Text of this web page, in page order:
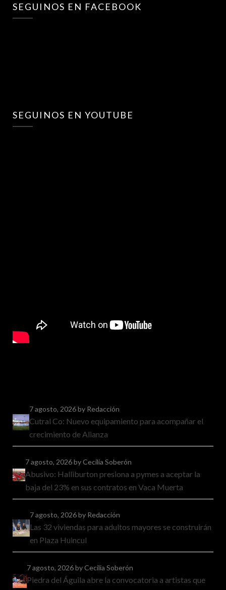
SEGUINOS EN FACEBOOK
SEGUINOS EN YOUTUBE
7 agosto, 2026by Redacción
Cutral Co: Nuevo equipamiento para acompañar el
crecimiento de Alianza
7 agosto, 2026by Cecilia Soberón
Abusivo: Halliburton presiona a pymes a aceptar la
baja del 23% en sus contratos en Vaca Muerta
7 agosto, 2026by Redacción
Las 32 viviendas para adultos mayores se construirán
en Plaza Huincul
7 agosto, 2026by Cecilia Soberón
Piedra del Águila abre la convocatoria a artistas que